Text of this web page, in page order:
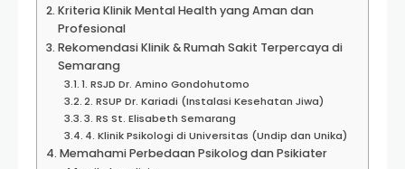
Kriteria Klinik Mental Health yang Aman dan
Profesional
Rekomendasi Klinik & Rumah Sakit Terpercaya di
Semarang
1. RSJD Dr. Amino Gondohutomo
2. RSUP Dr. Kariadi (Instalasi Kesehatan Jiwa)
3. RS St. Elisabeth Semarang
4. Klinik Psikologi di Universitas (Undip dan Unika)
Memahami Perbedaan Psikolog dan Psikiater